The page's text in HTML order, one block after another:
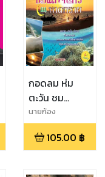
กอดลม ห่ม
ตะวัน ชม
แสงจันทร์ ณ
หาดทราย
นายก้อง
105.00 ฿